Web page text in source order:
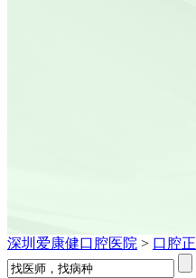
深圳爱康健口腔医院 > 口腔